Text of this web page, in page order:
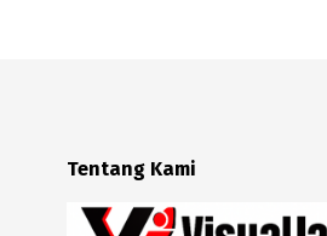
Tentang Kami